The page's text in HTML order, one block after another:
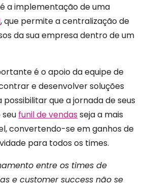
a implementação de uma
, que permite a centralização de
da sua empresa dentro de um
é o apoio da equipe de
e desenvolver soluções
que a jornada de seus
funil de vendas seja a mais
convertendo-se em ganhos de
para todos os times.
entre os times de
e customer success não se